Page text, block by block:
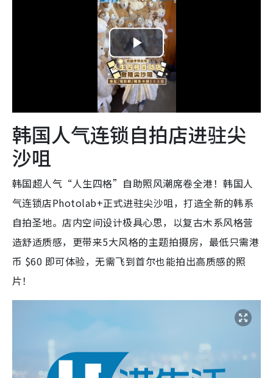
P
l
a
y
i
d
e
韩国人气连锁自拍店进驻尖
沙咀
韩国超人气“人生四格”自助照风潮席卷全港！韩国人
气连锁店Photolab+正式进驻尖沙咀，打造全新的韩系
自拍圣地。店内空间设计极具心思，以复古木系风格营
造舒适质感，更带来5大风格的主题拍摄房，最低只需港
币 $60 即可体验，无需飞到首尔也能拍出高质感的照
片！